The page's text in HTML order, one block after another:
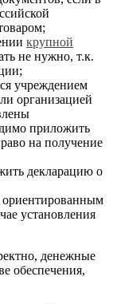
крупной
не нужно, т.к.
учреждением
организацией
приложить
на получение
декларацию о
ориентированным
установления
денежные
обеспечения,